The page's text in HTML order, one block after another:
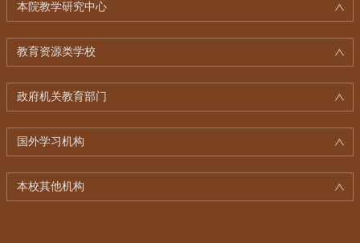
本院教学研究中心
教育资源类学校
政府机关教育部门
国外学习机构
本校其他机构